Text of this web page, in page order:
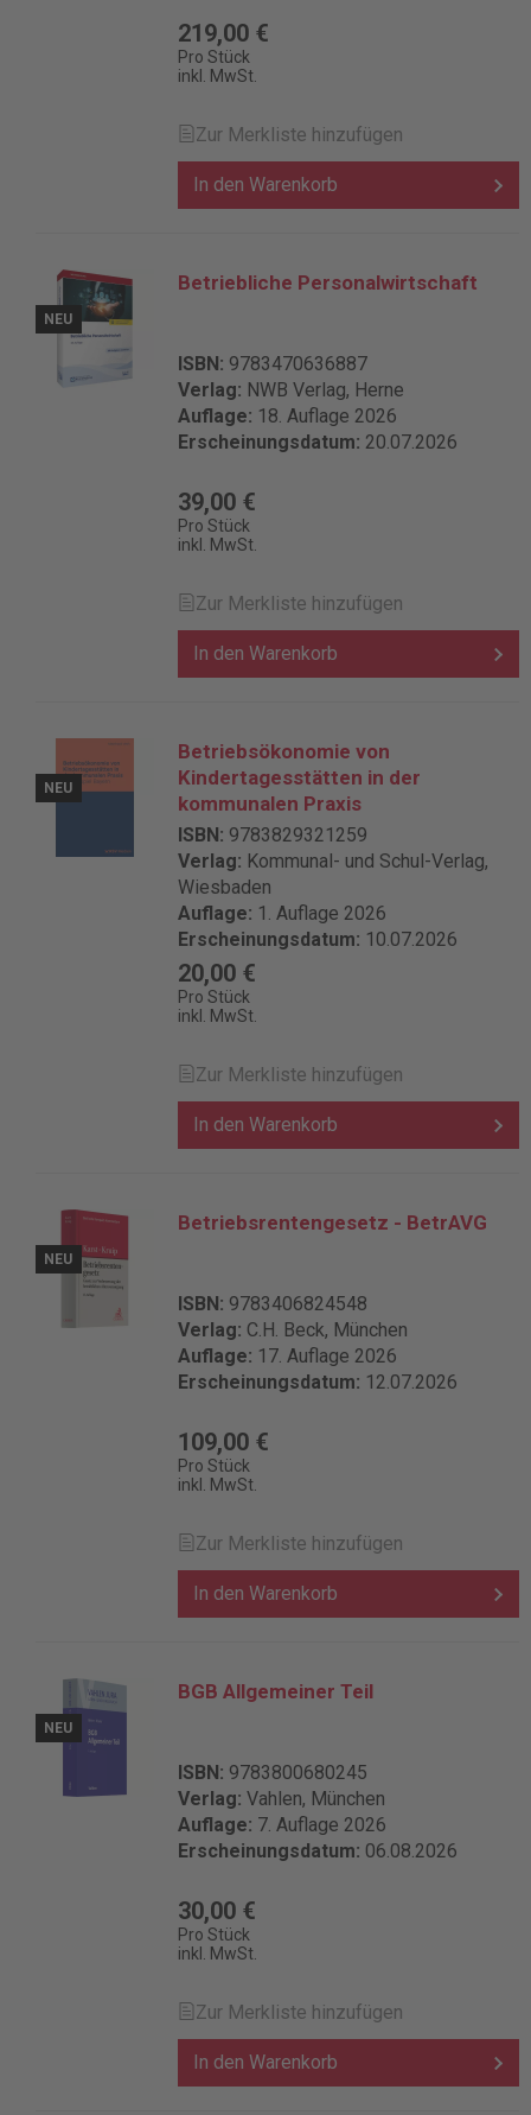
219,00 €
Pro Stück
inkl. MwSt.
Zur Merkliste hinzufügen
In den Warenkorb
NEU
Betriebliche Personalwirtschaft
ISBN: 9783470636887
Verlag: NWB Verlag, Herne
Auflage: 18. Auflage 2026
Erscheinungsdatum: 20.07.2026
39,00 €
Pro Stück
inkl. MwSt.
Zur Merkliste hinzufügen
In den Warenkorb
NEU
Betriebsökonomie von
Kindertagesstätten in der
kommunalen Praxis
ISBN: 9783829321259
Verlag: Kommunal- und Schul-Verlag,
Wiesbaden
Auflage: 1. Auflage 2026
Erscheinungsdatum: 10.07.2026
20,00 €
Pro Stück
inkl. MwSt.
Zur Merkliste hinzufügen
In den Warenkorb
NEU
Betriebsrentengesetz - BetrAVG
ISBN: 9783406824548
Verlag: C.H. Beck, München
Auflage: 17. Auflage 2026
Erscheinungsdatum: 12.07.2026
109,00 €
Pro Stück
inkl. MwSt.
Zur Merkliste hinzufügen
In den Warenkorb
NEU
BGB Allgemeiner Teil
ISBN: 9783800680245
Verlag: Vahlen, München
Auflage: 7. Auflage 2026
Erscheinungsdatum: 06.08.2026
30,00 €
Pro Stück
inkl. MwSt.
Zur Merkliste hinzufügen
In den Warenkorb